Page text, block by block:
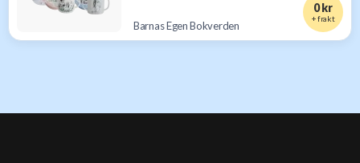
Barnas Egen Bokverden
0 kr
+ frakt